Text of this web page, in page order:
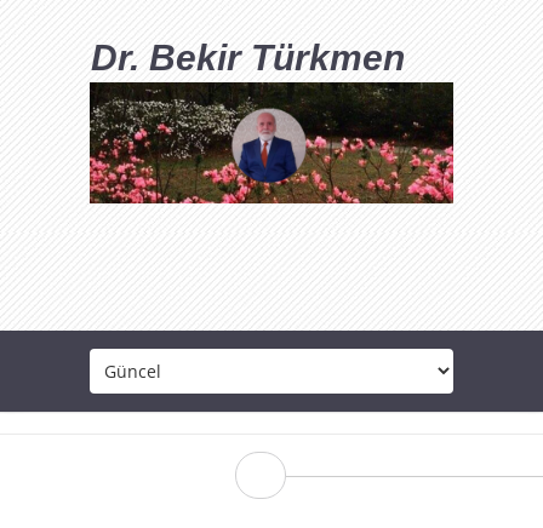
Dr. Bekir Türkmen